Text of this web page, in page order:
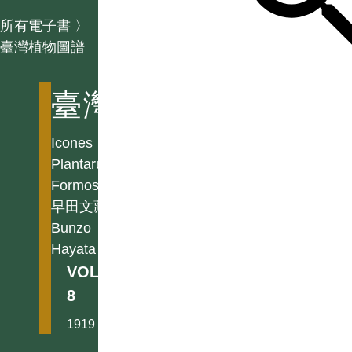
所有電子書 〉
臺灣植物圖譜
臺灣植物圖譜
Icones
Plantarum
Formosanarum
早田文藏
Bunzo
Hayata
VOL.
8
1919